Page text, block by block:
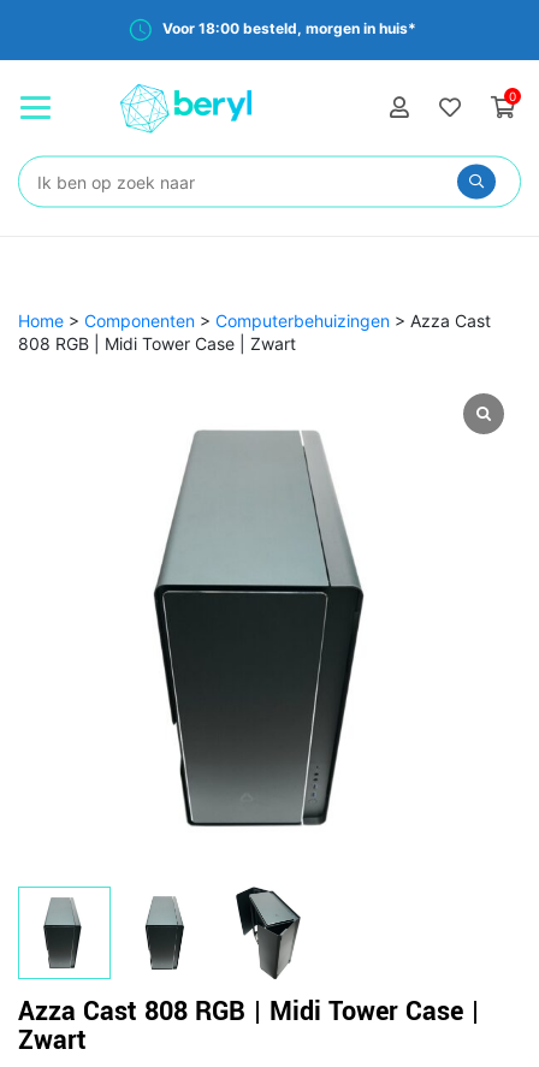
Voor 18:00 besteld, morgen in huis*
0
Zoeken:
Home > Componenten > Computerbehuizingen > Azza Cast
808 RGB | Midi Tower Case | Zwart
Azza Cast 808 RGB | Midi Tower Case |
Zwart